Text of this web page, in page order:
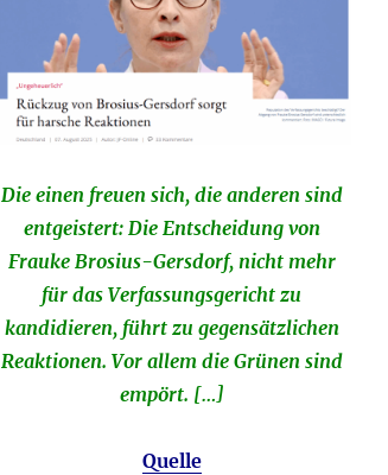
Die einen freuen sich, die anderen sind
entgeistert: Die Entscheidung von
Frauke Brosius-Gersdorf, nicht mehr
für das Verfassungsgericht zu
kandidieren, führt zu gegensätzlichen
Reaktionen. Vor allem die Grünen sind
empört. […]
Quelle